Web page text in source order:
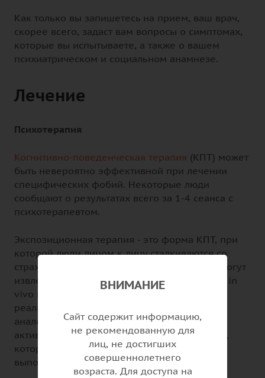
Как только вы запишетесь на прием, ваш врач,
скорее всего, задаст вам вопросы о симптомах,
которые вы испытываете, а также о вашем
психиатрическом и социальном анамнезе.
Лечение
Психотерапия
Когнитивно-поведенческая терапия (КПТ) может
быть невероятно эффективной при лечении
специфических фобий. Некоторые люди
сообщают о результатах всего за 1-4 сеанса с
психотерапевтом.
Экспозиционная терапия - это форма КПТ, при
которой люди лицом к лицу сталкиваются со
страхами. В то время как некоторые люди могут
извлечь выгоду из экспозиционной терапии in
vivo или нахождения рядом с собаками в
реальной жизни, другие могут получить
аналогичную выгоду от так называемого
активного воображаемого воздействия (AIE),
которому доверяют, или представляя себя
выполняющими задания с собакой.
ВНИМАНИЕ
Сайт содержит информацию,
не рекомендованную для
лиц, не достигших
совершеннолетнего
возраста. Для доступа на